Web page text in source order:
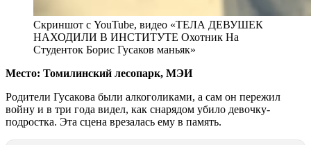
Скриншот с YouTube, видео «ТЕЛА ДЕВУШЕК
НАХОДИЛИ В ИНСТИТУТЕ Охотник На
Студенток Борис Гусаков маньяк»
Место: Томилинский лесопарк, МЭИ
Родители Гусакова были алкоголиками, а сам он пережил
войну и в три года видел, как снарядом убило девочку-
подростка. Эта сцена врезалась ему в память.